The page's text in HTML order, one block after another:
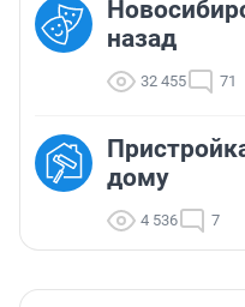
назад
32 455 71
дому
4 536 7